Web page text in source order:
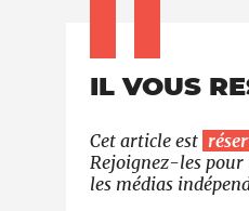
IL VOUS
Cet article est
Rejoignez-les
les médias